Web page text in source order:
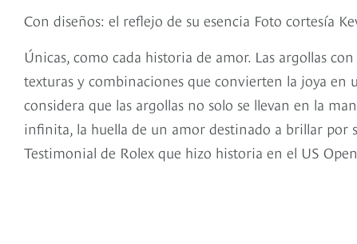
Con diseños: el reflejo de su esencia Foto cortesía
Únicas, como cada historia de amor. Las argollas
texturas y combinaciones que convierten la joya en
considera que las argollas no solo se llevan en la
infinita, la huella de un amor destinado a brillar por
Testimonial de Rolex que hizo historia en el US Open